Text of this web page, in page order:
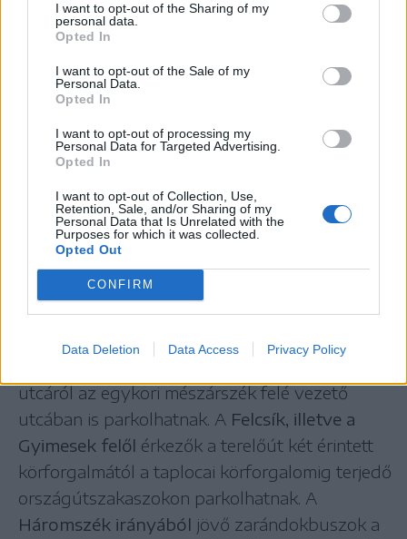
I want to opt-out of the Sharing of my
personal data.
Opted In
I want to opt-out of the Sale of my
Personal Data.
Opted In
I want to opt-out of processing my
Personal Data for Targeted Advertising.
Opted In
I want to opt-out of Collection, Use,
Retention, Sale, and/or Sharing of my
Personal Data that Is Unrelated with the
Purposes for which it was collected.
Opted Out
CONFIRM
Data Deletion Data Access Privacy Policy
kapcsolódik majd a szentbeszéd is. A
búcsún jelen lesz a ferences rend két
neves elöljárója Olaszországból: Massimo
Fusarelli atya és Albert Schmucki atya.
Az autóbuszok parkolása idén is szervezetten,
hatósági segítséggel történik – írja a városháza
közleményében. A nyugati irányból,
Székelyudvarhely felőlérkező buszok a Hajnal,
az Akác, a Fürdő és a Baromtér utcákban,
utcáról az egykori mészárszék felé vezető
utcában is parkolhatnak. A Felcsík, illetve a
Gyimesek felől érkezők a terelőút két érintett
körforgalmától a taplocai körforgalomig terjedő
országútszakaszokon parkolhatnak. A
Háromszék irányából jövő zarándokbuszok a